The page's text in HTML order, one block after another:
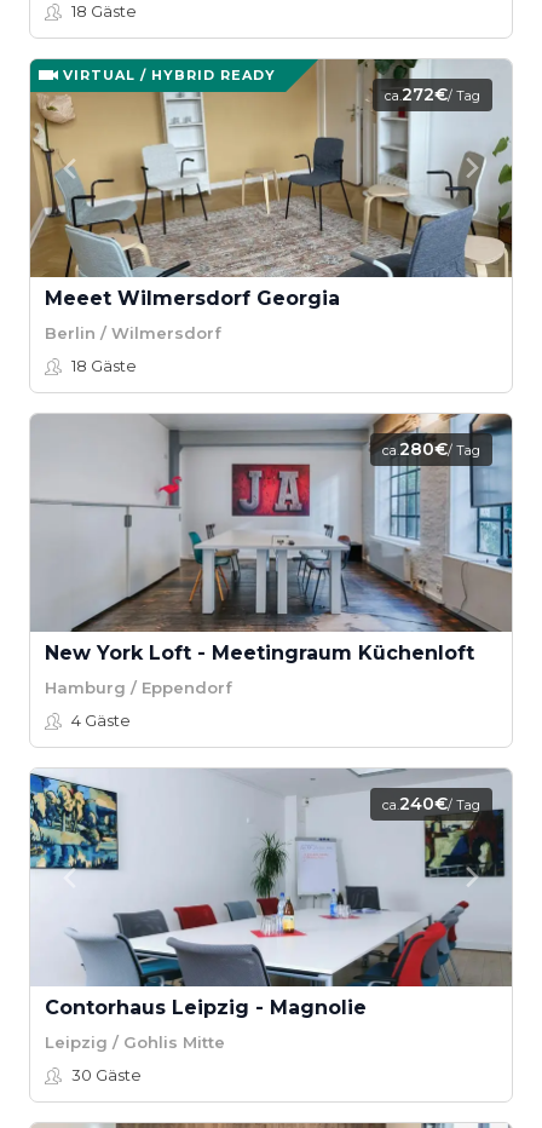
18 Gäste
VIRTUAL / HYBRID READY
ca.272€/ Tag
Meeet Wilmersdorf Georgia
Berlin / Wilmersdorf
18 Gäste
ca.280€/ Tag
New York Loft - Meetingraum Küchenloft
Hamburg / Eppendorf
4 Gäste
ca.240€/ Tag
Contorhaus Leipzig - Magnolie
Leipzig / Gohlis Mitte
30 Gäste